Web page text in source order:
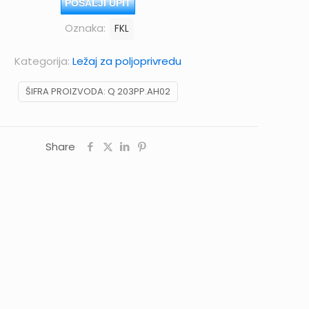
POŠALJI UPIT
ŠIFRA PROIZVODA: Q 203PP.AH02
Kategorija: Ležaj za poljoprivredu
Oznaka: FKL
Share